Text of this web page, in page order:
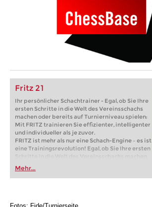
Fritz 21
Ihr persönlicher Schachtrainer - Egal, ob Sie Ihre
ersten Schritte in die Welt des Vereinsschachs
machen oder bereits auf Turnierniveau spielen:
Mit FRITZ trainieren Sie effizienter, intelligenter
und individueller als je zuvor.
FRITZ ist mehr als nur eine Schach-Engine – es ist
eine Trainingsrevolution! Egal, ob Sie Ihre ersten
Schritte in die Welt des Vereinsschachs machen
oder bereits auf Turnierniveau spielen: Mit
FRITZ trainieren Sie effizienter, intelligenter und
individueller als je zuvor.
Mehr...